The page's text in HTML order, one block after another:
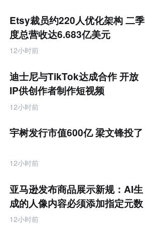
Etsy裁员约220人优化架构 二季
度总营收达6.683亿美元
12小时前
迪士尼与TikTok达成合作 开放
IP供创作者制作短视频
12小时前
宇树发行市值600亿 梁文锋投了
12小时前
亚马逊发布商品展示新规：AI生
成的人像内容必须添加指定元数
据
12小时前